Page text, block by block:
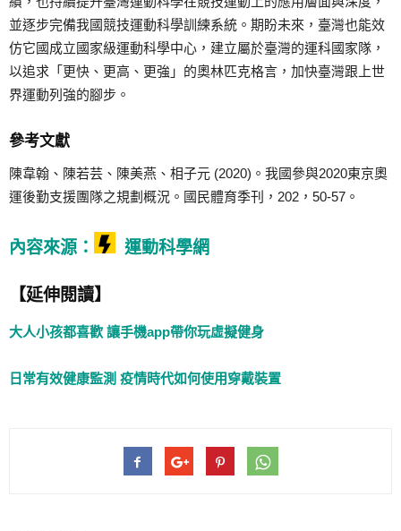
並逐步完備我國競技運動科學訓練系統。期盼未來，臺灣也能效
仿它國成立國家級運動科學中心，建立屬於臺灣的運科國家隊，
以追求「更快、更高、更強」的奧林匹克格言，加快臺灣跟上世
界運動列強的腳步。
參考文獻
陳韋翰、陳若芸、陳美燕、相子元 (2020)。我國參與2020東京奧
運後勤支援團隊之規劃概況。國民體育季刊，202，50-57。
內容來源： 運動科學網
【延伸閱讀】
大人小孩都喜歡 讓手機app帶你玩虛擬健身
日常有效健康監測 疫情時代如何使用穿戴裝置